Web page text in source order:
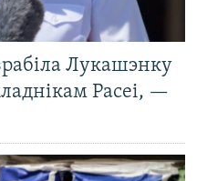
Лукашэнку
Расеі, —